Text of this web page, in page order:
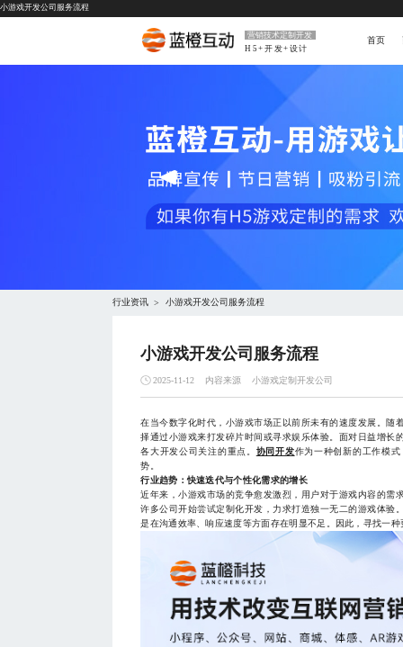
小游戏开发公司服务流程
营销技术定制开发
H5+开发+设计
首页
行业资讯 > 小游戏开发公司服务流程
小游戏开发公司服务流程
2025-11-12 内容来源 小游戏定制开发公司
在当今数字化时代，小游戏市场正以前所未有的速度发展。随
择通过小游戏来打发碎片时间或寻求娱乐体验。面对日益增长
各大开发公司关注的重点。 协同开发作为一种创新的工作模
势。
行业趋势：快速迭代与个性化需求的增长
近年来，小游戏市场的竞争愈发激烈，用户对于游戏内容的需
许多公司开始尝试定制化开发，力求打造独一无二的游戏体验
是在沟通效率、响应速度等方面存在明显不足。因此，寻找一